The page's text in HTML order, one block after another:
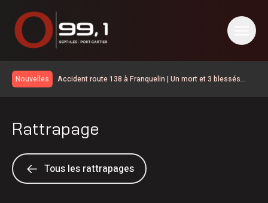
Nouvelles
Accident route 138 à Franquelin | Un mort et 3 blessés
Chrysler Pacifica 2027, le jour où mon caméraman a
regardé un film
connu sur la Côte-Nord
Saisies de cocaïne dans la communauté de Pessamit
Le premier AfriCa Fest Sept-Îles ouvre ce soir au parc du
Rattrapage
Tous les rattrapages